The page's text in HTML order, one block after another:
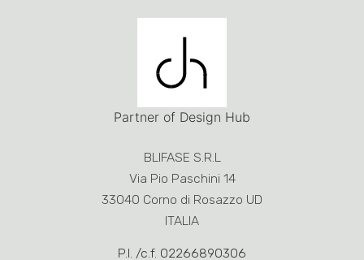
BLIFASE S.R.L
Via Pio Paschini 14
33040 Corno di Rosazzo UD
ITALIA
P.I. /c.f. 02266890306
Partner of Design Hub